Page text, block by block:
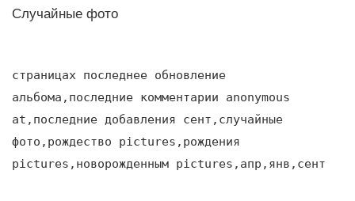
Случайные фото
страницах последнее обновление
альбома,последние комментарии anonymous
at,последние добавления сент,случайные
фото,рождество pictures,рождения
pictures,новорожденным pictures,апр,янв,сент